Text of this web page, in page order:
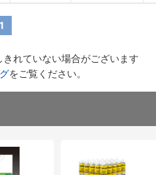
1
れていない場合がございます
をご覧ください。